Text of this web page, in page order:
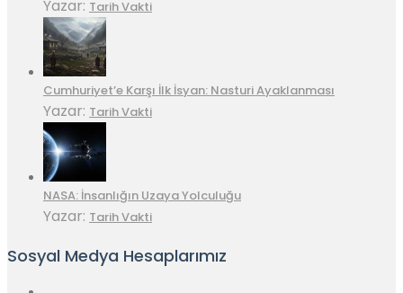
Yazar: Tarih Vakti
Cumhuriyet’e Karşı İlk İsyan: Nasturi Ayaklanması
Yazar: Tarih Vakti
NASA: İnsanlığın Uzaya Yolculuğu
Yazar: Tarih Vakti
Sosyal Medya Hesaplarımız